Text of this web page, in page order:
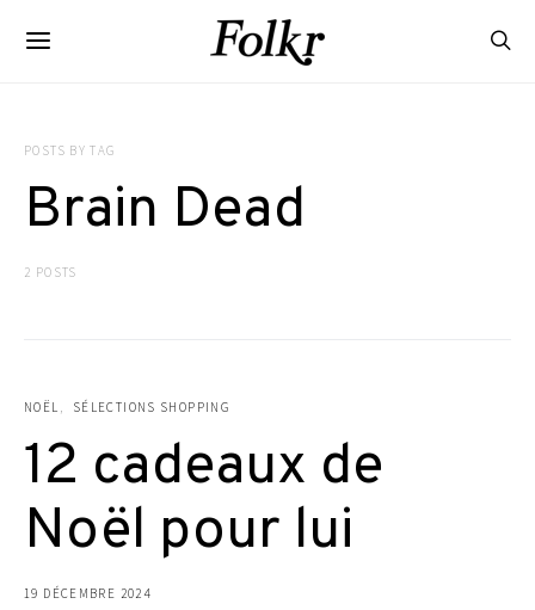
POSTS BY TAG
Brain Dead
2 POSTS
NOËL SÉLECTIONS SHOPPING
12 cadeaux de
Noël pour lui
19 DÉCEMBRE 2024